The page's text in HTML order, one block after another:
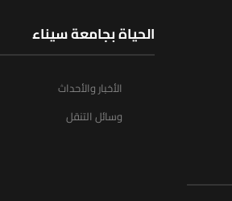
الحياة بجامعة سيناء
الأخبار والأحداث
وسائل التنقل